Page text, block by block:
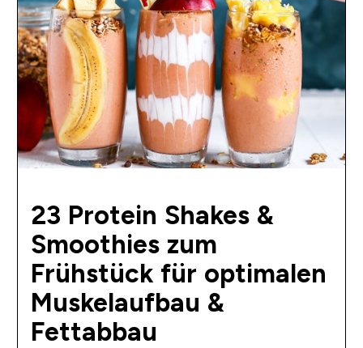
23 Protein Shakes &
Smoothies zum
Frühstück für optimalen
Muskelaufbau &
Fettabbau